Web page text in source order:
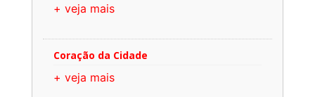
+ veja mais
Coração da Cidade
+ veja mais